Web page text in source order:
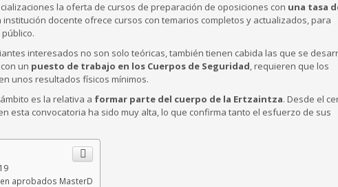
la oferta de cursos de preparación de oposiciones con una tasa
institución docente ofrece cursos con temarios completos y actualizados, para
interesados no son solo teóricas, también tienen cabida las que se
un puesto de trabajo en los Cuerpos de Seguridad, requieren que los
unos resultados físicos mínimos.
es la relativa a formar parte del cuerpo de la Ertzaintza. Desde el
esta convocatoria ha sido muy alta, lo que confirma tanto el esfuerzo de sus
aprobados MasterD